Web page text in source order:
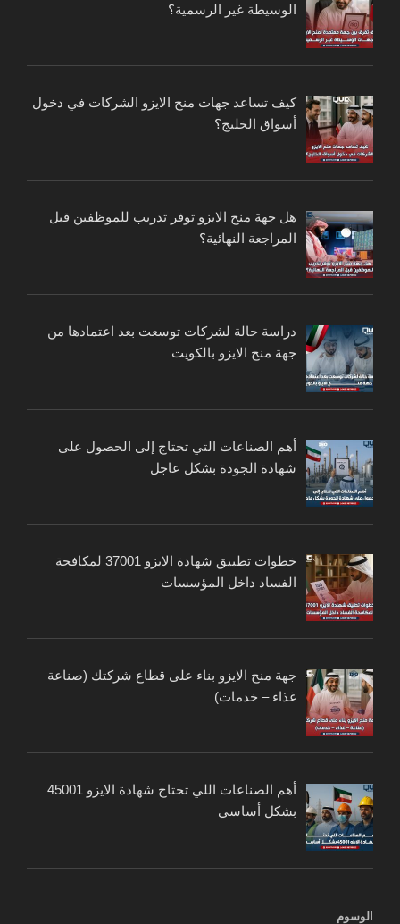
الوسيطة غير الرسمية؟
كيف تساعد جهات منح الايزو الشركات في دخول
أسواق الخليج؟
هل جهة منح الايزو توفر تدريب للموظفين قبل
المراجعة النهائية؟
دراسة حالة لشركات توسعت بعد اعتمادها من
جهة منح الايزو بالكويت
أهم الصناعات التي تحتاج إلى الحصول على
شهادة الجودة بشكل عاجل
خطوات تطبيق شهادة الايزو 37001 لمكافحة
الفساد داخل المؤسسات
جهة منح الايزو بناء على قطاع شركتك (صناعة –
غذاء – خدمات)
أهم الصناعات اللي تحتاج شهادة الايزو 45001
بشكل أساسي
الوسوم